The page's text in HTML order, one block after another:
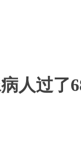
人过了